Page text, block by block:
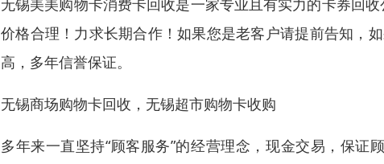
无锡美美购物卡消费卡回收是一家专业且有实力的卡券回
价格合理！力求长期合作！如果您是老客户请提前告知，
高，多年信誉保证。
无锡商场购物卡回收，无锡超市购物卡收购
多年来一直坚持“顾客服务”的经营理念，现金交易，保